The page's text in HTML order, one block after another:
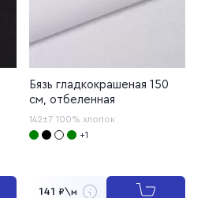
Бязь гладкокрашеная 150
см, отбеленная
142±7 100% хлопок
+1
141 ₽\м